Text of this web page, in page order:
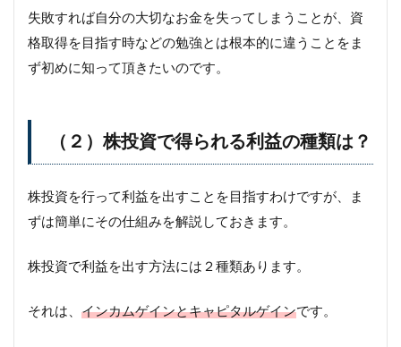
失敗すれば自分の大切なお金を失ってしまうことが、資
格取得を目指す時などの勉強とは根本的に違うことをま
ず初めに知って頂きたいのです。
（２）株投資で得られる利益の種類は？
株投資を行って利益を出すことを目指すわけですが、ま
ずは簡単にその仕組みを解説しておきます。
株投資で利益を出す方法には２種類あります。
それは、 インカムゲインとキャピタルゲインです。